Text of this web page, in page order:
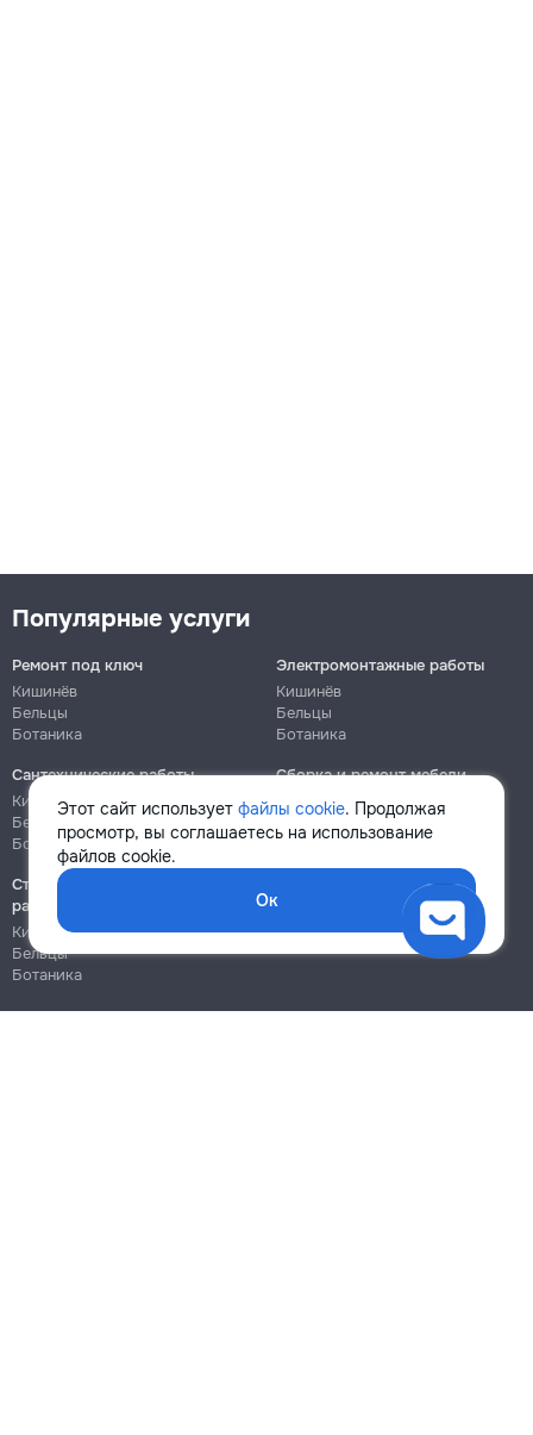
Этот сайт использует файлы cookie. Продолжая
просмотр, вы соглашаетесь на использование
файлов cookie.
Ок
Популярные услуги
Ремонт под ключ
Кишинёв
Бельцы
Ботаника
Электромонтажные работы
Кишинёв
Бельцы
Ботаника
Сантехнические работы
Кишинёв
Бельцы
Ботаника
Сборка и ремонт мебели
Кишинёв
Ботаника
Строительно-монтажные
работы
Кишинёв
Бельцы
Ботаника